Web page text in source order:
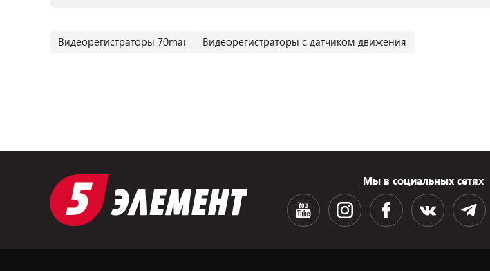
Видеорегистраторы 70mai Видеорегистраторы с датчиком движения
Мы в социальных сетях